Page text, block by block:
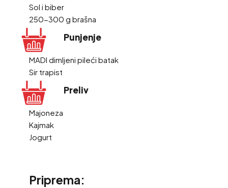
Sol i biber
250-300 g brašna
Punjenje
MADI dimljeni pileći batak
Sir trapist
Preliv
Majoneza
Kajmak
Jogurt
Priprema: